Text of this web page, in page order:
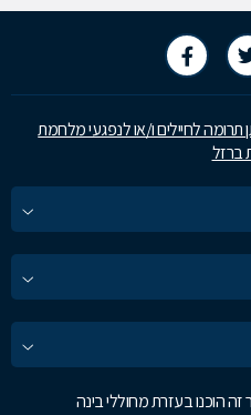
לחיילים ו/או לנפגעי מלחמת
ברזל
הוכנו בעזרת מחוללי בינה